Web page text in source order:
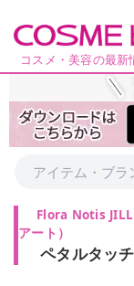
コスメ・美容の最新
Flora Notis JILL
アート ）
ペタルタッ